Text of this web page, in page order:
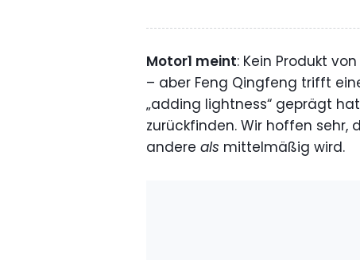
Motor1 meint: Kein Produkt
– aber Feng Qingfeng trifft
„adding lightness“ geprägt
zurückfinden. Wir hoffen sehr,
andere als mittelmäßig wird.